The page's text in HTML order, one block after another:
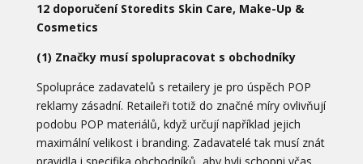
12 doporučení Storedits Skin Care, Make-Up &
Cosmetics
(1) Značky musí spolupracovat s obchodníky
Spolupráce zadavatelů s retailery je pro úspěch POP
reklamy zásadní. Retaileři totiž do značné míry ovlivňují
podobu POP materiálů, když určují například jejich
maximální velikost i branding. Zadavatelé tak musí znát